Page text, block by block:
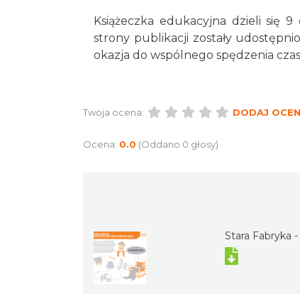
Książeczka edukacyjna dzieli się
strony publikacji zostały
okazja do wspólnego spędzenia
Twoja ocena: DODAJ
Ocena: 0.0 (Oddano 0 głosy)
Stara Fabryka